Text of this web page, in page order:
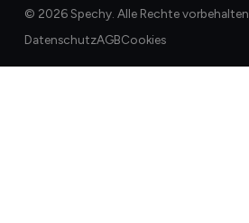
© 2026Spechy. Alle Rechte vorbehalten.
DatenschutzAGBCookies